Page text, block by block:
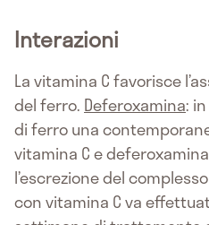
Interazioni
La vitamina C favorisce
del ferro. Deferoxamina:
di ferro una
vitamina C e
l’escrezione del
con vitamina C va